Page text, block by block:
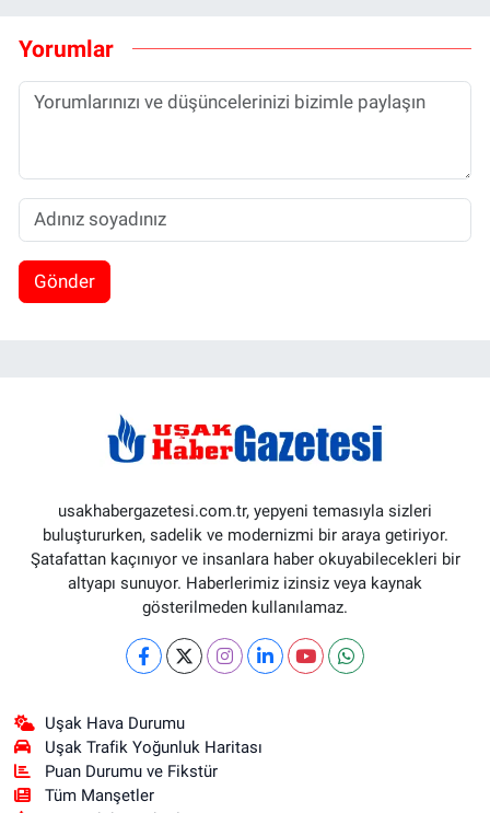
Yorumlar
Gönder
usakhabergazetesi.com.tr, yepyeni temasıyla sizleri
buluştururken, sadelik ve modernizmi bir araya getiriyor.
Şatafattan kaçınıyor ve insanlara haber okuyabilecekleri bir
altyapı sunuyor. Haberlerimiz izinsiz veya kaynak
gösterilmeden kullanılamaz.
Uşak Hava Durumu
Uşak Trafik Yoğunluk Haritası
Puan Durumu ve Fikstür
Tüm Manşetler